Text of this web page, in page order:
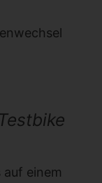
einem